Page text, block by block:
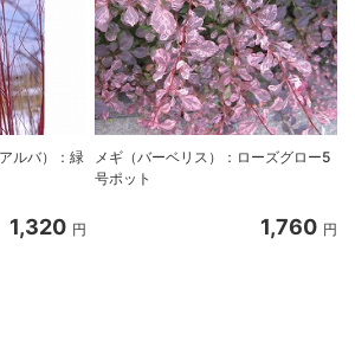
ルバ）：緑
1,320 円
メギ（バーベリス）：ローズグロー5
号ポット
1,760 円